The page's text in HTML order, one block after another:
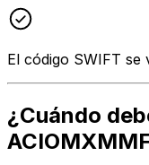
El código SWIFT
¿Cuándo